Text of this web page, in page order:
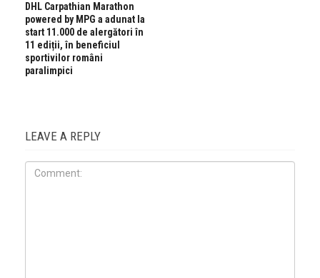
DHL Carpathian Marathon
powered by MPG a adunat la
start 11.000 de alergători în
11 ediții, în beneficiul
sportivilor români
paralimpici
LEAVE A REPLY